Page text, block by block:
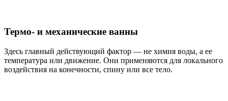
Термо- и механические ванны
Здесь главный действующий фактор — не химия воды, а ее
температура или движение. Они применяются для локального
воздействия на конечности, спину или все тело.